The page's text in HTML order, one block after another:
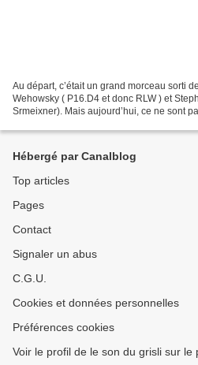
Au départ, c’était un grand morceau sorti
Wehowsky ( P16.D4 et donc RLW ) et
Srmeixner). Mais aujourd’hui, ce ne sont
Hébergé par Canalblog
Top articles
Pages
Contact
Signaler un abus
C.G.U.
Cookies et données personnelles
Préférences cookies
Voir le profil de le son du grisli sur le